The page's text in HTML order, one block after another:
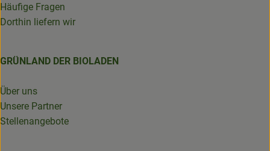
Häufige Fragen
Dorthin liefern wir
GRÜNLAND DER BIOLADEN
Über uns
Unsere Partner
Stellenangebote